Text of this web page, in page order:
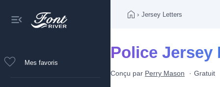
Mes favoris
› Jersey Letters
Police Jersey
Conçu par Perry Mason Gratuit